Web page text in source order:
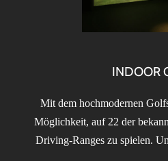
INDOOR
Mit dem hochmodernen
Möglichkeit, auf 22 der
Driving-Ranges zu spielen.